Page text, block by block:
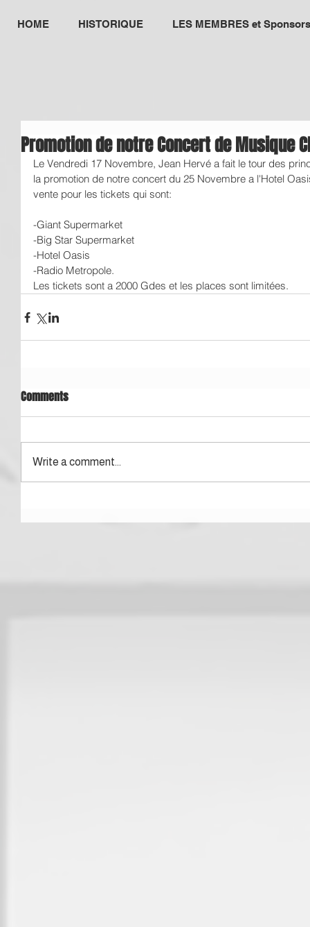
HOME HISTORIQUE LES MEMBRES et Sponsors
Promotion de notre Concert de Musique
Le Vendredi 17 Novembre, Jean Hervé a fait le tour des
la promotion de notre concert du 25 Novembre a l'Hotel
vente pour les tickets qui sont:
-Giant Supermarket
-Big Star Supermarket
-Hotel Oasis
-Radio Metropole.
Les tickets sont a 2000 Gdes et les places sont limitées.
Comments
Write a comment...